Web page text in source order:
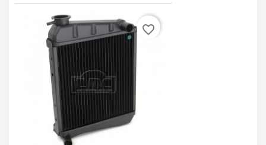
favorite_border